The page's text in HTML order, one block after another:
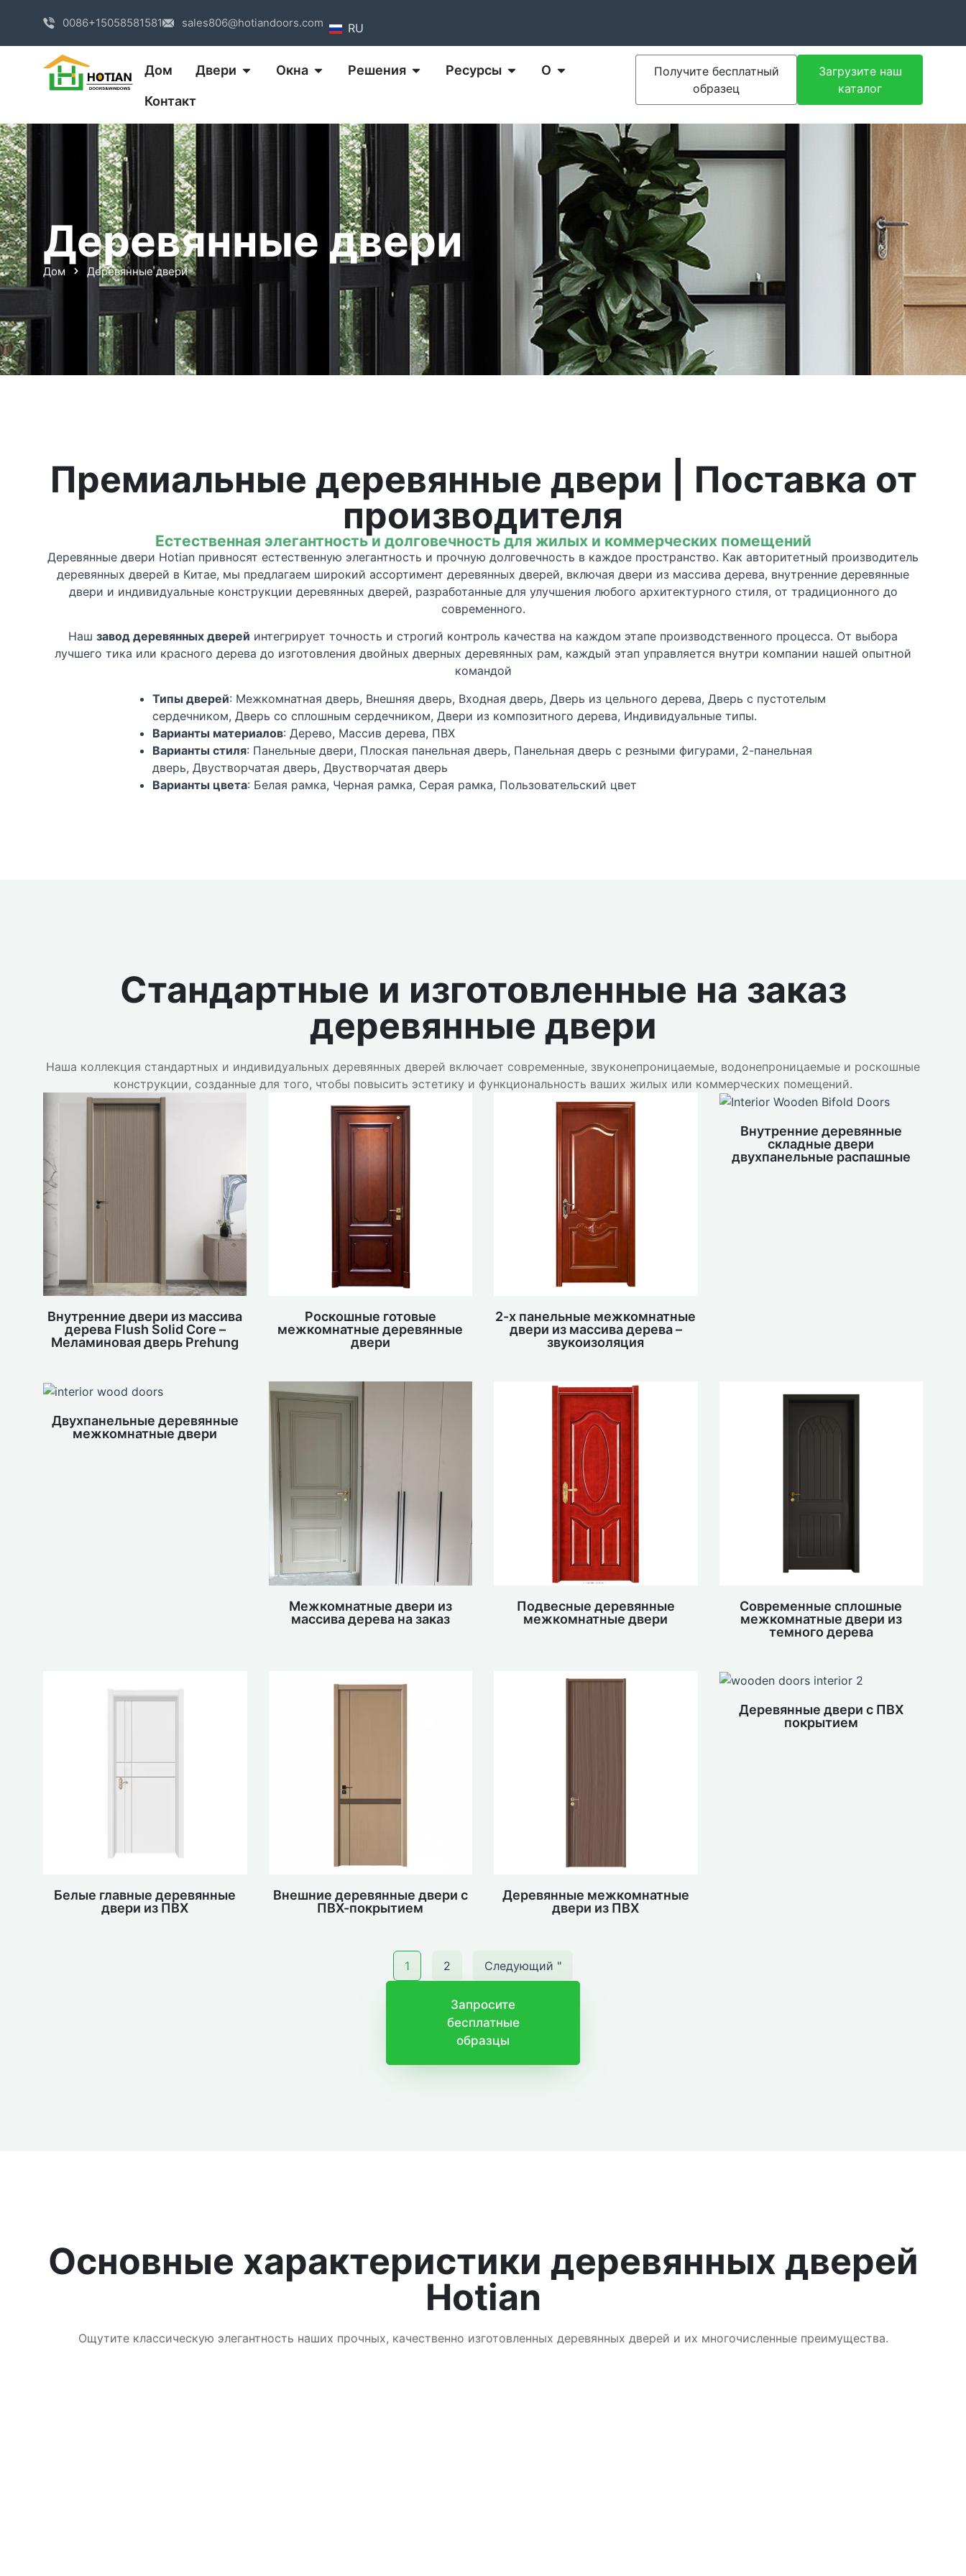
0086+15058581581 sales806@hotiandoors.com RU
Дом Двери Окна Решения Ресурсы О
Контакт
Получите бесплатный
образец
Загрузите наш
каталог
Деревянные двери
Дом Деревянные двери
Премиальные деревянные двери | Поставка от
производителя
Естественная элегантность и долговечность для жилых и коммерческих помещений
Деревянные двери Hotian привносят естественную элегантность и прочную долговечность в каждое пространство. Как авторитетный производитель
деревянных дверей в Китае, мы предлагаем широкий ассортимент деревянных дверей, включая двери из массива дерева, внутренние деревянные
двери и индивидуальные конструкции деревянных дверей, разработанные для улучшения любого архитектурного стиля, от традиционного до
современного.
Наш завод деревянных дверей интегрирует точность и строгий контроль качества на каждом этапе производственного процесса. От выбора
лучшего тика или красного дерева до изготовления двойных дверных деревянных рам, каждый этап управляется внутри компании нашей опытной
командой
Типы дверей: Межкомнатная дверь, Внешняя дверь, Входная дверь, Дверь из цельного дерева, Дверь с пустотелым
сердечником, Дверь со сплошным сердечником, Двери из композитного дерева, Индивидуальные типы.
Варианты материалов: Дерево, Массив дерева, ПВХ
Варианты стиля: Панельные двери, Плоская панельная дверь, Панельная дверь с резными фигурами, 2-панельная
дверь, Двустворчатая дверь, Двустворчатая дверь
Варианты цвета: Белая рамка, Черная рамка, Серая рамка, Пользовательский цвет
Стандартные и изготовленные на заказ
деревянные двери
Наша коллекция стандартных и индивидуальных деревянных дверей включает современные, звуконепроницаемые, водонепроницаемые и роскошные
конструкции, созданные для того, чтобы повысить эстетику и функциональность ваших жилых или коммерческих помещений.
Внутренние двери из массива
дерева Flush Solid Core –
Меламиновая дверь Prehung
Роскошные готовые
межкомнатные деревянные
двери
2-х панельные межкомнатные
двери из массива дерева –
звукоизоляция
Внутренние деревянные
складные двери
двухпанельные распашные
Двухпанельные деревянные
межкомнатные двери
Межкомнатные двери из
массива дерева на заказ
Подвесные деревянные
межкомнатные двери
Современные сплошные
межкомнатные двери из
темного дерева
Белые главные деревянные
двери из ПВХ
Внешние деревянные двери с
ПВХ-покрытием
Деревянные межкомнатные
двери из ПВХ
Деревянные двери с ПВХ
покрытием
1 2 Следующий "
Запросите
бесплатные
образцы
Основные характеристики деревянных дверей
Hotian
Ощутите классическую элегантность наших прочных, качественно изготовленных деревянных дверей и их многочисленные преимущества.